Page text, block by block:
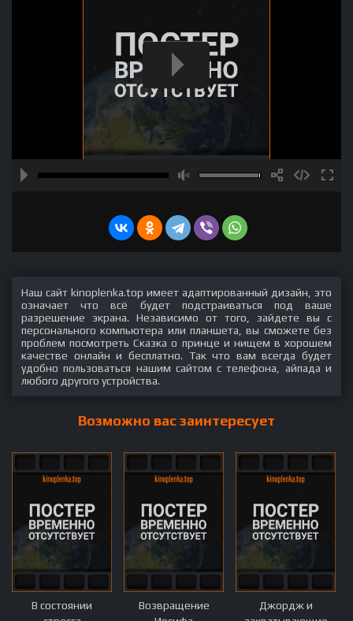
Наш сайт kinoplenka.top имеет адаптированный дизайн, это
означает что всё будет подстраиваться под ваше
разрешение экрана. Независимо от того, зайдете вы с
персонального компьютера или планшета, вы сможете без
проблем посмотреть Сказка о принце и нищем в хорошем
качестве онлайн и бесплатно. Так что вам всегда будет
удобно пользоваться нашим сайтом с телефона, айпада и
любого другого устройства.
Возможно вас заинтересует
В состоянии
Возвращение
Джордж и